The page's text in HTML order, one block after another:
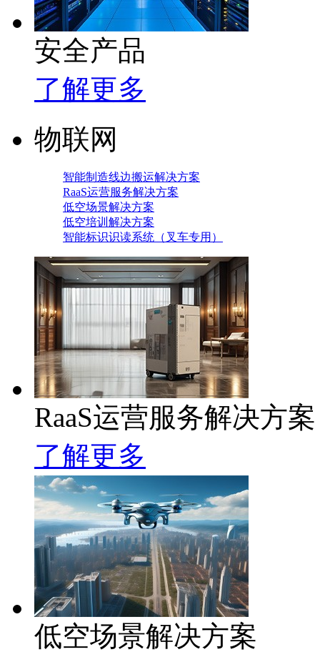
安全产品
了解更多
物联网
智能制造线边搬运解决方案
RaaS运营服务解决方案
低空场景解决方案
低空培训解决方案
智能标识识读系统（叉车专用）
RaaS运营服务解决方案
了解更多
低空场景解决方案